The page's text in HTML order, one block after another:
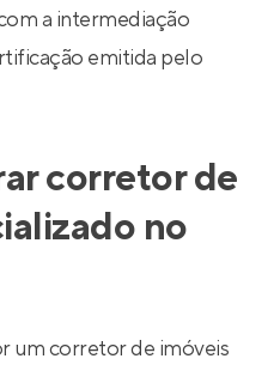
a intermediação
emitida pelo
corretor de
no
um corretor de imóveis